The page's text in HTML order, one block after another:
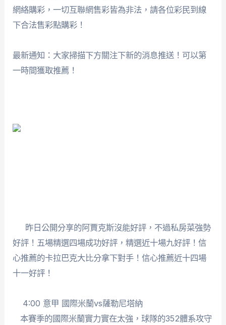
網絡購彩，一切互聯網售彩皆為非法，請各位彩民到線
下合法售彩點購彩！
最新通知：大家掃描下方關注下新的消息推送！可以第
一時間獲取推薦！
昨日公開分享的阿賈克斯沒能好評，不過私房菜強勢
好評！五場精選四場成功好評，精選近十場九好評！信
心推薦的卡拉巴克大比分拿下對手！信心推薦近十四場
十一好評！
4:00 意甲 國際米蘭vs薩勒尼塔納
本賽季的國際米蘭實力實在太強，球隊的352體系攻守